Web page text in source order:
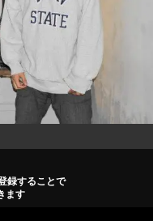
録することで
ます